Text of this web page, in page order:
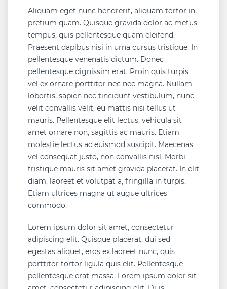
Aliquam eget nunc hendrerit, aliquam tortor in,
pretium quam. Quisque gravida dolor ac metus
tempus, quis pellentesque quam eleifend.
Praesent dapibus nisi in urna cursus tristique. In
pellentesque venenatis dictum. Donec
pellentesque dignissim erat. Proin quis turpis
vel ex ornare porttitor nec nec magna. Nullam
lobortis, sapien nec tincidunt vestibulum, nunc
velit convallis velit, eu mattis nisi tellus ut
mauris. Pellentesque elit lectus, vehicula sit
amet ornare non, sagittis ac mauris. Etiam
molestie lectus ac euismod suscipit. Maecenas
vel consequat justo, non convallis nisl. Morbi
tristique mauris sit amet gravida placerat. In elit
diam, laoreet et volutpat a, fringilla in turpis.
Etiam ultrices magna ut augue ultrices
commodo.
Lorem ipsum dolor sit amet, consectetur
adipiscing elit. Quisque placerat, dui sed
egestas aliquet, eros ex laoreet nunc, quis
porttitor tortor ligula quis elit. Pellentesque
pellentesque erat massa. Lorem ipsum dolor sit